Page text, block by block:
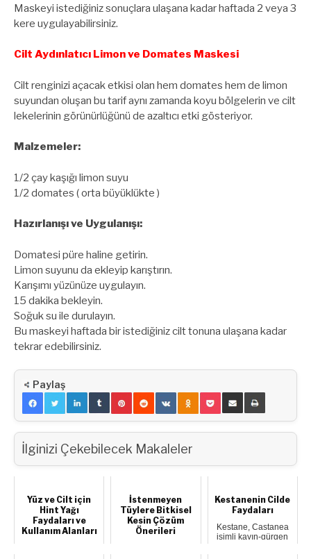
Maskeyi istediğiniz sonuçlara ulaşana kadar haftada 2 veya 3
kere uygulayabilirsiniz.
Cilt Aydınlatıcı Limon ve Domates Maskesi
Cilt renginizi açacak etkisi olan hem domates hem de limon
suyundan oluşan bu tarif aynı zamanda koyu bölgelerin ve cilt
lekelerinin görünürlüğünü de azaltıcı etki gösteriyor.
Malzemeler:
1/2 çay kaşığı limon suyu
1/2 domates ( orta büyüklükte )
Hazırlanışı ve Uygulanışı:
Domatesi püre haline getirin.
Limon suyunu da ekleyip karıştırın.
Karışımı yüzünüze uygulayın.
15 dakika bekleyin.
Soğuk su ile durulayın.
Bu maskeyi haftada bir istediğiniz cilt tonuna ulaşana kadar
tekrar edebilirsiniz.
Paylaş
İlginizi Çekebilecek Makaleler
Yüz ve Cilt için
Hint Yağı
Faydaları ve
Kullanım Alanları
İstenmeyen
Tüylere Bitkisel
Kesin Çözüm
Önerileri
Kestanenin Cilde
Faydaları
Kestane, Castanea
isimli kayın-gürgen